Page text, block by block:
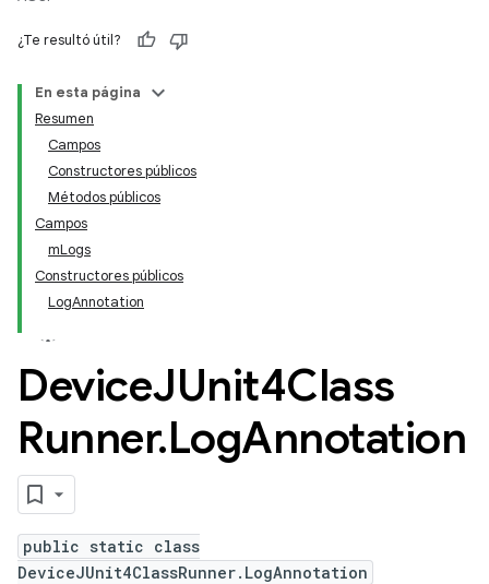
¿Te resultó útil?
En esta página
Resumen
Campos
Constructores públicos
Métodos públicos
Campos
mLogs
Constructores públicos
LogAnnotation
DeviceJUnit4Class
Runner.LogAnnotation
public static class
DeviceJUnit4ClassRunner.LogAnnotation